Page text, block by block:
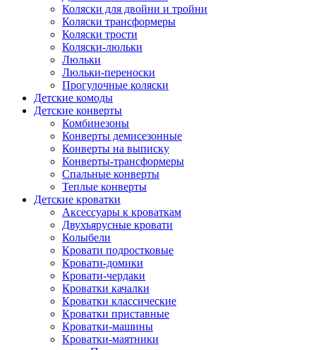
Коляски для двойни и тройни
Коляски трансформеры
Коляски трости
Коляски-люльки
Люльки
Люльки-переноски
Прогулочные коляски
Детские комоды
Детские конверты
Комбинезоны
Конверты демисезонные
Конверты на выписку
Конверты-трансформеры
Спальные конверты
Теплые конверты
Детские кроватки
Аксессуары к кроваткам
Двухъярусные кровати
Колыбели
Кровати подростковые
Кровати-домики
Кровати-чердаки
Кроватки качалки
Кроватки классические
Кроватки приставные
Кроватки-машины
Кроватки-маятники